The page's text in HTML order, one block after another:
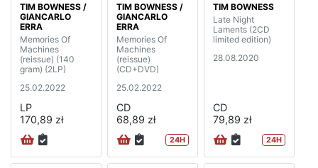
TIM BOWNESS /
GIANCARLO
ERRA
Memories Of
Machines
(reissue) (140
gram) (2LP)
25.02.2022
LP
170,89 zł
TIM BOWNESS /
GIANCARLO
ERRA
Memories Of
Machines
(reissue)
(CD+DVD)
25.02.2022
CD
68,89 zł
24H
TIM BOWNESS
Late Night
Laments (2CD
limited edition)
28.08.2020
CD
79,89 zł
24H